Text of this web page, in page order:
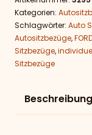
Kategorien:
Schlagwörter: Auto
Autositzbezüge,
Sitzbezüge,
Sitzbezüge
Beschreibung